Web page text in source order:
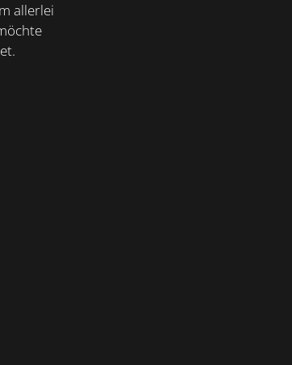
allerlei